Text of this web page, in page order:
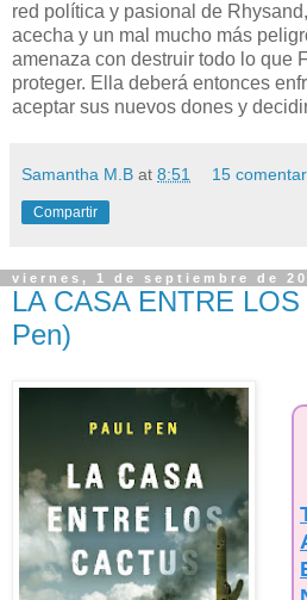
red política y pasional de
acecha y un mal mucho más
amenaza con destruir todo lo que
proteger. Ella deberá entonces
aceptar sus nuevos dones y
Samantha M.B at 8:51 15
Compartir
viernes, 1 de septiembre de
LA CASA ENTRE
Pen)